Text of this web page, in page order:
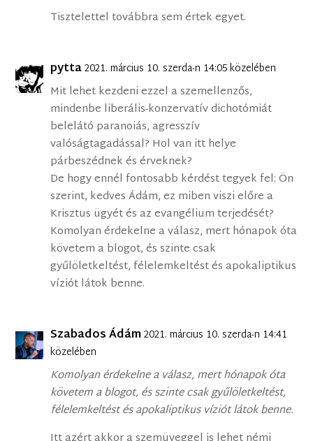
Tisztelettel továbbra sem értek egyet.
pytta2021. március 10. szerda-n 14:05 közelében
Mit lehet kezdeni ezzel a szemellenzős,
mindenbe liberális-konzervatív dichotómiát
belelátó paranoiás, agresszív
valóságtagadással? Hol van itt helye
párbeszédnek és érveknek?
De hogy ennél fontosabb kérdést tegyek fel: Ön
szerint, kedves Ádám, ez miben viszi előre a
Krisztus ügyét és az evangélium terjedését?
Komolyan érdekelne a válasz, mert hónapok óta
követem a blogot, és szinte csak
gyűlöletkeltést, félelemkeltést és apokaliptikus
víziót látok benne.
Szabados Ádám2021. március 10. szerda-n 14:41
közelében
Komolyan érdekelne a válasz, mert hónapok óta
követem a blogot, és szinte csak gyűlöletkeltést,
félelemkeltést és apokaliptikus víziót látok benne.